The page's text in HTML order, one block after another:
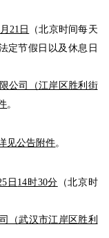
21日
（北京时间每天
定节假日以及休息日
公司（江岸区胜利街
。
见公告附件。
日 14时30分 （北京时
（武汉市江岸区胜利